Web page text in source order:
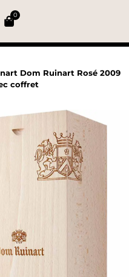
0
Dom Ruinart Rosé 2009
coffret